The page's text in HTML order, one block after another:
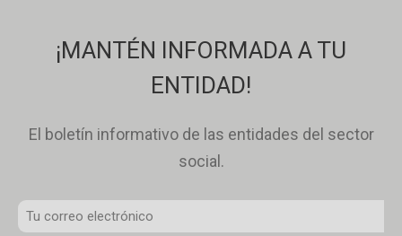
¡MANTÉN INFORMADA A TU
ENTIDAD!
El boletín informativo de las entidades del sector
social.